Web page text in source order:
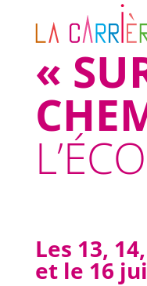
«
Les 13,
et le 16